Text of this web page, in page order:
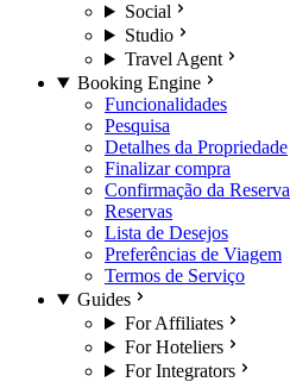
Social
Studio
Travel Agent
Booking Engine
Funcionalidades
Pesquisa
Detalhes da Propriedade
Finalizar compra
Confirmação da Reserva
Reservas
Lista de Desejos
Preferências de Viagem
Termos de Serviço
Guides
For Affiliates
For Hoteliers
For Integrators